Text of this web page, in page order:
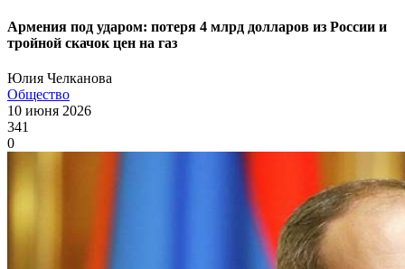
Армения под ударом: потеря 4 млрд долларов из России и
тройной скачок цен на газ
Юлия Челканова
Общество
10 июня 2026
341
0